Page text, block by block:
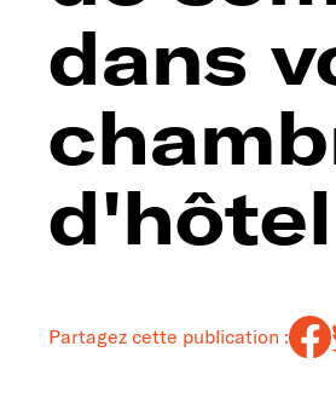
dans
d'hôtel
Partagez cette publication :